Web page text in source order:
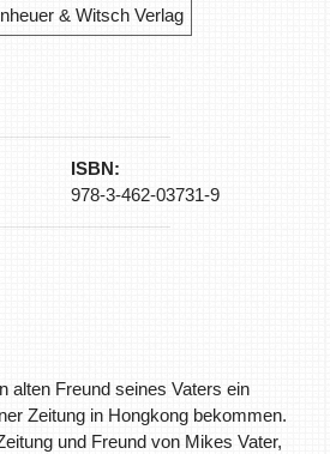
& Witsch Verlag
ISBN:
978-3-462-03731-9
alten Freund seines Vaters ein
Zeitung in Hongkong bekommen.
und Freund von Mikes Vater,